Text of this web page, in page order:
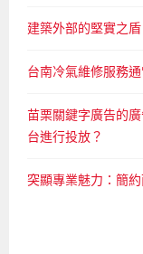
建築外部的堅實之
台南冷氣維修服務
苗栗關鍵字廣告的
台進行投放？
突顯專業魅力：簡